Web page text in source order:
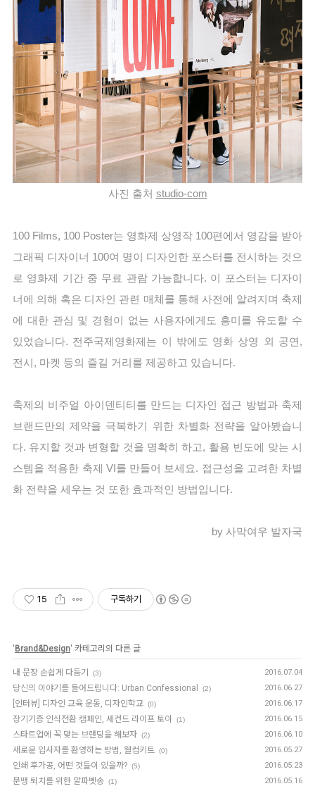
사진 출처 studio-com
100 Films, 100 Poster는 영화제 상영작 100편에서 영감을 받아
그래픽 디자이너 100여 명이 디자인한 포스터를 전시하는 것으
로 영화제 기간 중 무료 관람 가능합니다. 이 포스터는 디자이
너에 의해 혹은 디자인 관련 매체를 통해 사전에 알려지며 축제
에 대한 관심 및 경험이 없는 사용자에게도 흥미를 유도할 수
있었습니다. 전주국제영화제는 이 밖에도 영화 상영 외 공연,
전시, 마켓 등의 즐길 거리를 제공하고 있습니다.
축제의 비주얼 아이덴티티를 만드는 디자인 접근 방법과 축제
브랜드만의 제약을 극복하기 위한 차별화 전략을 알아봤습니
다. 유지할 것과 변형할 것을 명확히 하고, 활용 빈도에 맞는 시
스템을 적용한 축제 VI를 만들어 보세요. 접근성을 고려한 차별
화 전략을 세우는 것 또한 효과적인 방법입니다.
by 사막여우 발자국
15 구독하기
' Brand&Design' 카테고리의 다른 글
내 문장 손쉽게 다듬기 (3) 2016.07.04
당신의 이야기를 들어드립니다: Urban Confessional (2) 2016.06.27
[인터뷰] 디자인 교육 운동, 디자인학교 (0) 2016.06.17
장기기증 인식전환 캠페인, 세컨드 라이프 토이 (1) 2016.06.15
스타트업에 꼭 맞는 브랜딩을 해보자 (2) 2016.06.10
새로운 입사자를 환영하는 방법, 웰컴키트 (0) 2016.05.27
인쇄 후가공, 어떤 것들이 있을까? (5) 2016.05.23
문맹 퇴치를 위한 알파벳송 (1) 2016.05.16